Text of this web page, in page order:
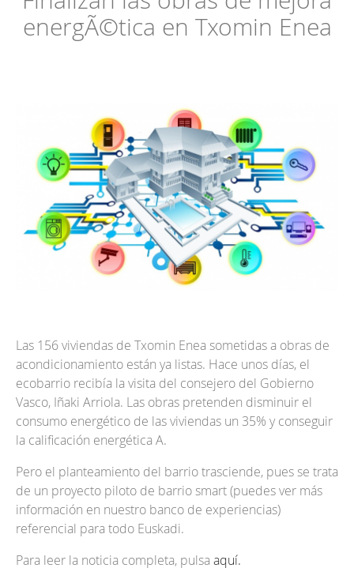
Smart
EU
energÃ©tica en Txomin Enea
Las 156 viviendas de Txomin Enea sometidas a obras de
acondicionamiento están ya listas. Hace unos días, el
ecobarrio recibía la visita del consejero del Gobierno
Vasco, Iñaki Arriola. Las obras pretenden disminuir el
consumo energético de las viviendas un 35% y conseguir
la calificación energética A.
Pero el planteamiento del barrio trasciende, pues se trata
de un proyecto piloto de barrio smart (puedes ver más
información en nuestro banco de experiencias)
referencial para todo Euskadi.
Para leer la noticia completa, pulsa aquí.